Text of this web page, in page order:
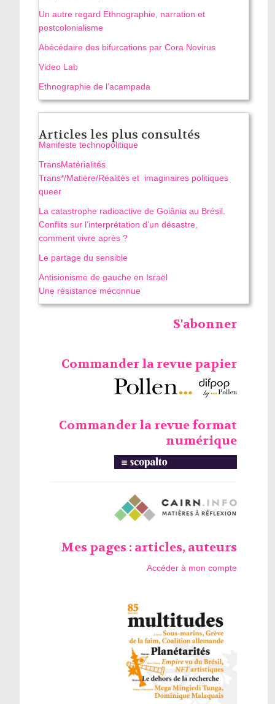
Un autre regard Ethnographie, narration et
postcolonialisme
Abécédaire des bifurcations par Cora Novirus
Video Lab
Ethnographie de l’acampada
Articles les plus consultés
Manifeste technopolitique
TransMatérialités
Trans*/Matière/Réalités et imaginaires politiques
queer
La catastrophe radioactive de Goiânia au Brésil.
Conflits sur l’interprétation d’un désastre,
comment vivre après ?
Le partage du sensible
Antisionisme de gauche en Israël
Une résistance méconnue
S'abonner
Commander la revue papier
Commander la revue format
numérique
Mes pages : articles, auteurs
Accéder à mon compte